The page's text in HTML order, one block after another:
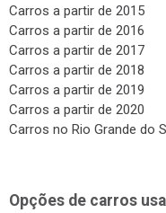
Carros a partir de 2015
Carros a partir de 2016
Carros a partir de 2017
Carros a partir de 2018
Carros a partir de 2019
Carros a partir de 2020
Carros no Rio Grande do
Opções de carros